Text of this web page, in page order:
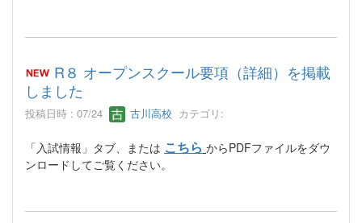
R８ オープンスクール要項（詳細）を掲載
しました
投稿日時 : 07/24 古川高校 カテゴリ:
「入試情報」タブ、または こちら からPDFファイルをダウ
ンロードしてご覧ください。